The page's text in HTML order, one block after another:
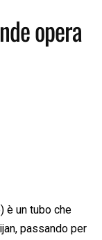
opera
è un tubo che
passando per